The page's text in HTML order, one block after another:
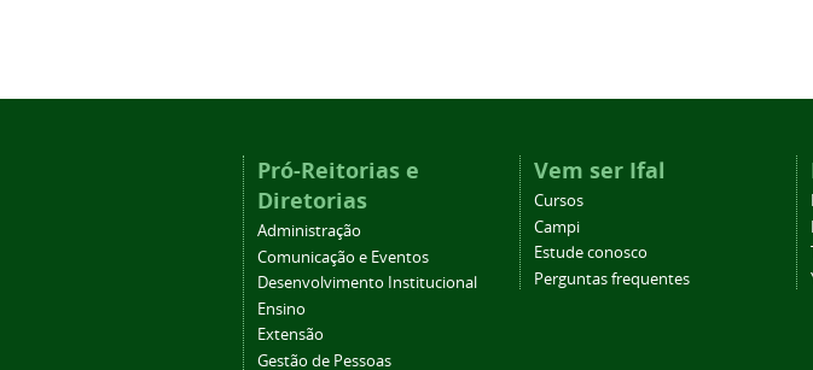
Pró-Reitorias e
Diretorias
Administração
Comunicação e Eventos
Desenvolvimento Institucional
Ensino
Extensão
Gestão de Pessoas
Vem ser Ifal
Cursos
Campi
Estude conosco
Perguntas frequentes